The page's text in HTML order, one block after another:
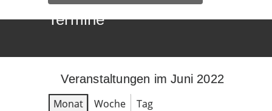
Termine
Veranstaltungen im Juni 2022
Monat
Woche
Tag